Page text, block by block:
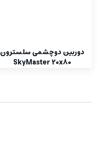
دوربین دوچشمی سلسترون
SkyMaster 20x80